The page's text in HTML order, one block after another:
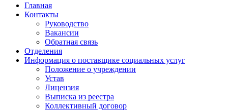
Главная
Контакты
Руководство
Вакансии
Обратная связь
Отделения
Информация о поставщике социальных услуг
Положение о учреждении
Устав
Лицензия
Выписка из реестра
Коллективный договор